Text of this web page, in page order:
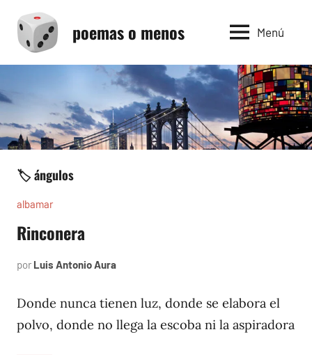
contenido
poemas o menos Menú
🏷️ ángulos
albamar
Rinconera
por Luis Antonio Aura
1996
Donde nunca tienen luz, donde se elabora el
polvo, donde no llega la escoba ni la aspiradora